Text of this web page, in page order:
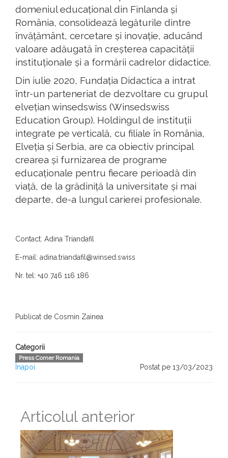
domeniul educațional din Finlanda și
România, consolidează legăturile dintre
învățământ, cercetare și inovație, aducând
valoare adăugată în creșterea capacității
instituționale și a formării cadrelor didactice.
Din iulie 2020, Fundația Didactica a intrat
într-un parteneriat de dezvoltare cu grupul
elvețian winsedswiss (Winsedswiss
Education Group). Holdingul de instituții
integrate pe verticală, cu filiale în România,
Elveția și Serbia, are ca obiectiv principal
crearea și furnizarea de programe
educaționale pentru fiecare perioadă din
viață, de la grădiniță la universitate și mai
departe, de-a lungul carierei profesionale.
Contact: Adina Triandafil
E-mail: adina.triandafil@winsed.swiss
Nr. tel: +40 746 116 186
Publicat de Cosmin Zainea
Categorii
Press Corner Romania
Înapoi Postat pe 13/03/2023
Articolul anterior